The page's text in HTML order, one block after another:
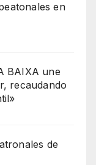
en
BAIXA une
recaudando
de